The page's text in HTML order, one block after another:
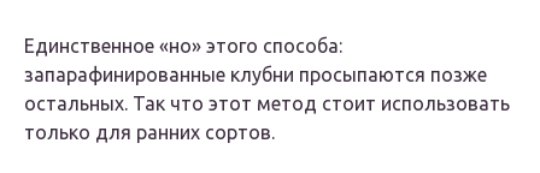
Единственное «но» этого способа:
запарафинированные клубни просыпаются позже
остальных. Так что этот метод стоит использовать
только для ранних сортов.